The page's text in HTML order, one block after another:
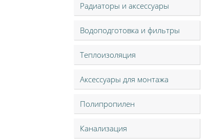
Радиаторы и аксессуары
Водоподготовка и фильтры
Теплоизоляция
Аксессуары для монтажа
Полипропилен
Канализация